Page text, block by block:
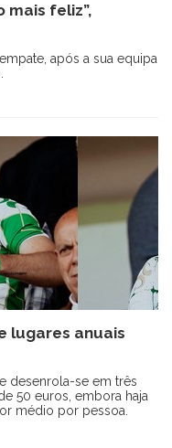
mais feliz”,
após a sua equipa
lugares anuais
desenrola-se em três
50 euros, embora haja
médio por pessoa.